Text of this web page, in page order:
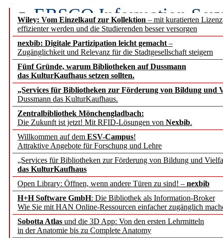
Wiley: Vom Einzelkauf zur Kollektion – mit kuratierten
effizienter werden und die Studierenden besser versorgen
nexbib: Digitale Partizipation leicht gemacht –
Zugänglichkeit und Relevanz für die Stadtgesellschaft steigern
Fünf Gründe, warum Bibliotheken auf Dussmann
das KulturKaufhaus setzen sollten.
„Services für Bibliotheken zur Förderung von Bildung und
Dussmann das KulturKaufhaus.
Zentralbibliothek Mönchengladbach:
Die Zukunft ist jetzt! Mit RFID-Lösungen von Nexbib.
Willkommen auf dem ESV-Campus!
Attraktive Angebote für Forschung und Lehre
„Services für Bibliotheken zur Förderung von Bildung und
das KulturKaufhaus
Open Library: Öffnen, wenn andere Türen zu sind! – nexbib
H+H Software GmbH: Die Bibliothek als Information-Broker
Wie Sie mit HAN Online-Ressourcen einfacher zugänglich
Sobotta Atlas und die 3D App: Von den ersten Lehrmitteln
in der Anatomie bis zu Complete Anatomy
EBSCO Information
Recherchefunktionen in
Sorbisches Institut neu
Geschichte und
Künstliche Intelligenz
besser zu verstehen
„Leitbegriffe der
des BIÖG erscheinen
jedem Experiment